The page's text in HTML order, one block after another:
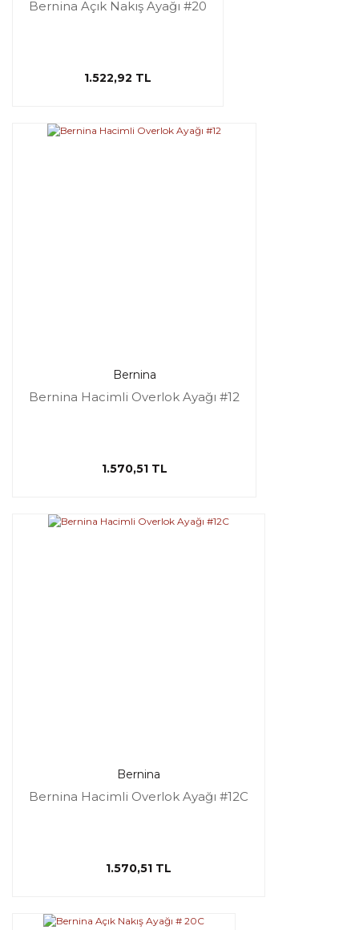
Bernina Açık Nakış Ayağı #20
1.522,92 TL
Bernina
Bernina Hacimli Overlok Ayağı #12
1.570,51 TL
Bernina
Bernina Hacimli Overlok Ayağı #12C
1.570,51 TL